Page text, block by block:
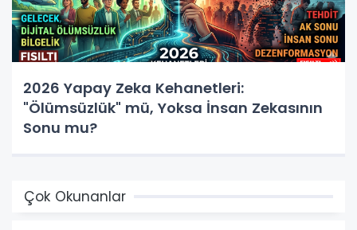
2026 Yapay Zeka Kehanetleri:
"Ölümsüzlük" mü, Yoksa İnsan Zekasının
Sonu mu?
Çok Okunanlar